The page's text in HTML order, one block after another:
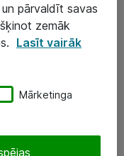
pārvaldīt savas
zemāk
Lasīt vairāk
Mārketinga